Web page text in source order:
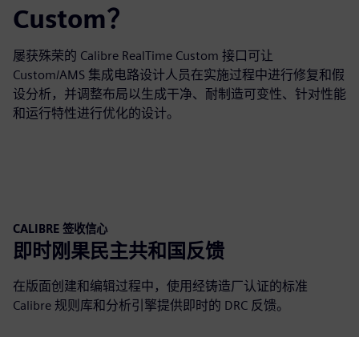
Custom？
屡获殊荣的 Calibre RealTime Custom 接口可让
Custom/AMS 集成电路设计人员在实施过程中进行修复和假
设分析，并调整布局以生成干净、耐制造可变性、针对性能
和运行特性进行优化的设计。
CALIBRE 签收信心
即时刚果民主共和国反馈
在版面创建和编辑过程中，使用经铸造厂认证的标准
Calibre 规则库和分析引擎提供即时的 DRC 反馈。